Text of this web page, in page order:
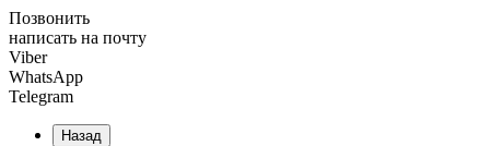
Позвонить
написать на почту
Viber
WhatsApp
Telegram
Назад